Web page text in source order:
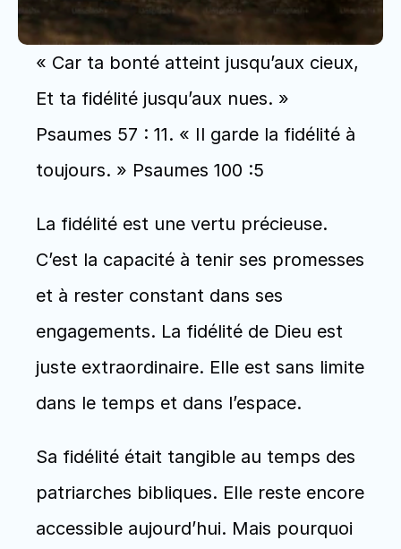
« Car ta bonté atteint jusqu’aux cieux,
Et ta fidélité jusqu’aux nues. »
Psaumes 57 : 11. « Il garde la fidélité à
toujours. » Psaumes 100 :5
La fidélité est une vertu précieuse.
C’est la capacité à tenir ses promesses
et à rester constant dans ses
engagements. La fidélité de Dieu est
juste extraordinaire. Elle est sans limite
dans le temps et dans l’espace.
Sa fidélité était tangible au temps des
patriarches bibliques. Elle reste encore
accessible aujourd’hui. Mais pourquoi